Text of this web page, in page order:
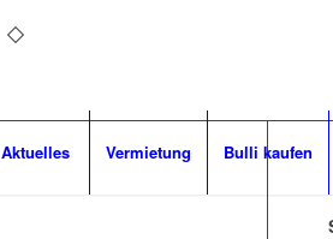
Aktuelles Vermietung Bulli kaufen